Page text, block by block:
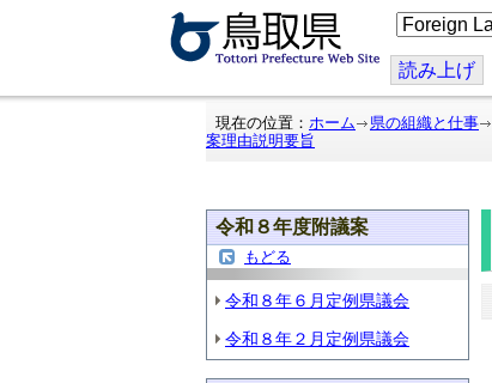
こ
の
ジ
を
翻
読み上げ
現在の位置： ホーム 県の組織と仕事
案理由説明要旨
令和８年度附議案
もどる
令和８年６月定例県議会
令和８年２月定例県議会